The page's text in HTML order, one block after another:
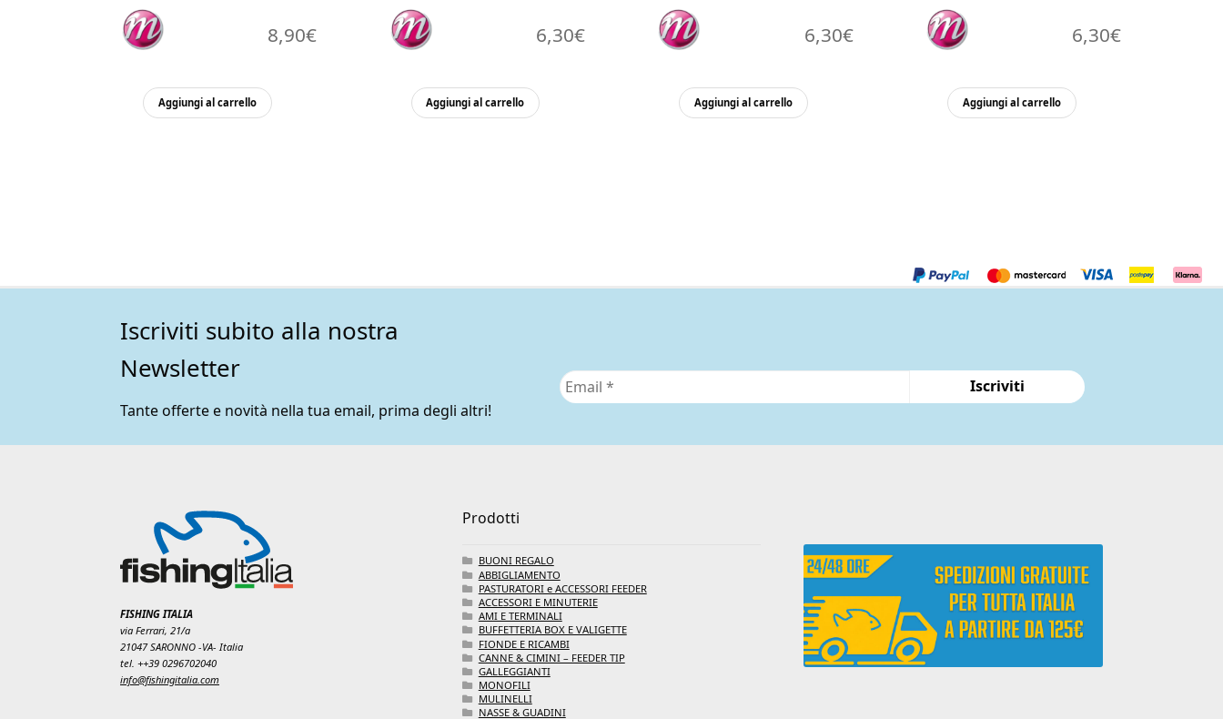
8,90€
Aggiungi al carrello
6,30€
Aggiungi al carrello
6,30€
Aggiungi al carrello
6,30€
Aggiungi al carrello
Iscriviti subito alla nostra
Newsletter
Tante offerte e novità nella tua email, prima degli altri!
FISHING ITALIA
via Ferrari, 21/a
21047 SARONNO -VA- Italia
tel. ++39 0296702040
info@fishingitalia.com
Prodotti
BUONI REGALO
ABBIGLIAMENTO
PASTURATORI e ACCESSORI FEEDER
ACCESSORI E MINUTERIE
AMI E TERMINALI
BUFFETTERIA BOX E VALIGETTE
FIONDE E RICAMBI
CANNE & CIMINI – FEEDER TIP
GALLEGGIANTI
MONOFILI
MULINELLI
NASSE & GUADINI